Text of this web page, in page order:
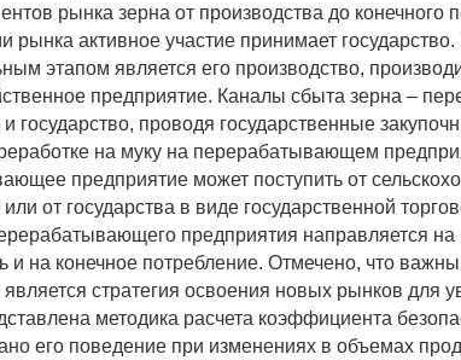
рынка зерна от производства до конечного
рынка активное участие принимает
этапом является его производство,
предприятие. Каналы сбыта зерна –
государство, проводя государственные
на муку на перерабатывающем
предприятие может поступить от
от государства в виде государственной
предприятия направляется на
и на конечное потребление. Отмечено, что
стратегия освоения новых рынков для
методика расчета коэффициента
его поведение при изменениях в объемах